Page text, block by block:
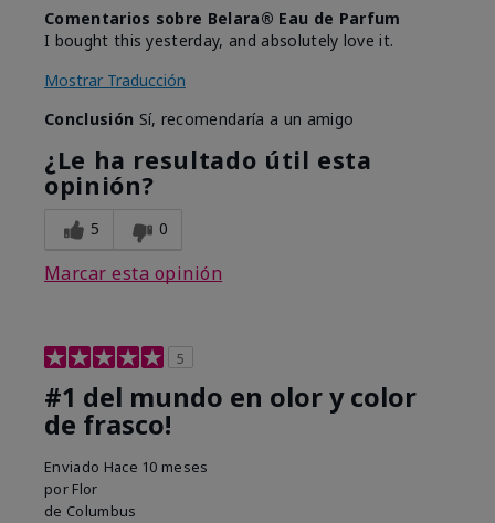
Comentarios sobre Belara® Eau de Parfum
I bought this yesterday, and absolutely love it.
Mostrar Traducción
Conclusión Sí, recomendaría a un amigo
¿Le ha resultado útil esta
opinión?
5 0
Marcar esta opinión
5
#1 del mundo en olor y color
de frasco!
Enviado Hace 10 meses
por Flor
de Columbus